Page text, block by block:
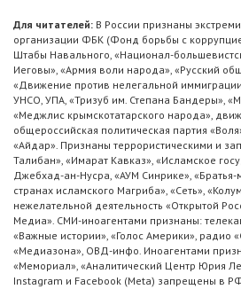
Для читателей: В России признаны
организации ФБК (Фонд борьбы с
Штабы Навального, «Национал-
Иеговы», «Армия воли народа», «Русский
«Движение против нелегальной
УНСО, УПА, «Тризуб им. Степана Бандеры»,
«Меджлис крымскотатарского народа»,
общероссийская политическая партия
«Айдар». Признаны террористическими и
Талибан», «Имарат Кавказ», «Исламское
Джебхад-ан-Нусра, «АУМ Синрике», «Братья-
странах исламского Магриба», «Сеть»,
нежелательной деятельность «Открытой
Медиа». СМИ-иноагентами признаны:
«Важные истории», «Голос Америки», радио
«Медиазона», ОВД-инфо. Иноагентами
«Мемориал», «Аналитический Центр Юрия
Instagram и Facebook (Metа) запрещены в